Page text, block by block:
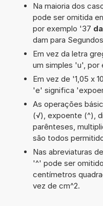
Na maioria dos
pode ser omitida
por exemplo '37
dam para
Em vez da letra
um simples 'u', por
Em vez de '1,05 x
'e' significa
As operações
(√), expoente (^),
parênteses,
são todos
Nas abreviaturas
'^' pode ser
centímetros
vez de cm^2.